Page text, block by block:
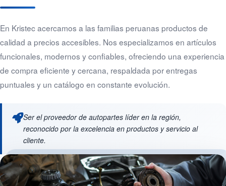
En Kristec acercamos a las familias peruanas productos de
calidad a precios accesibles. Nos especializamos en artículos
funcionales, modernos y confiables, ofreciendo una experiencia
de compra eficiente y cercana, respaldada por entregas
puntuales y un catálogo en constante evolución.
Ser el proveedor de autopartes líder en la región,
reconocido por la excelencia en productos y servicio al
cliente.